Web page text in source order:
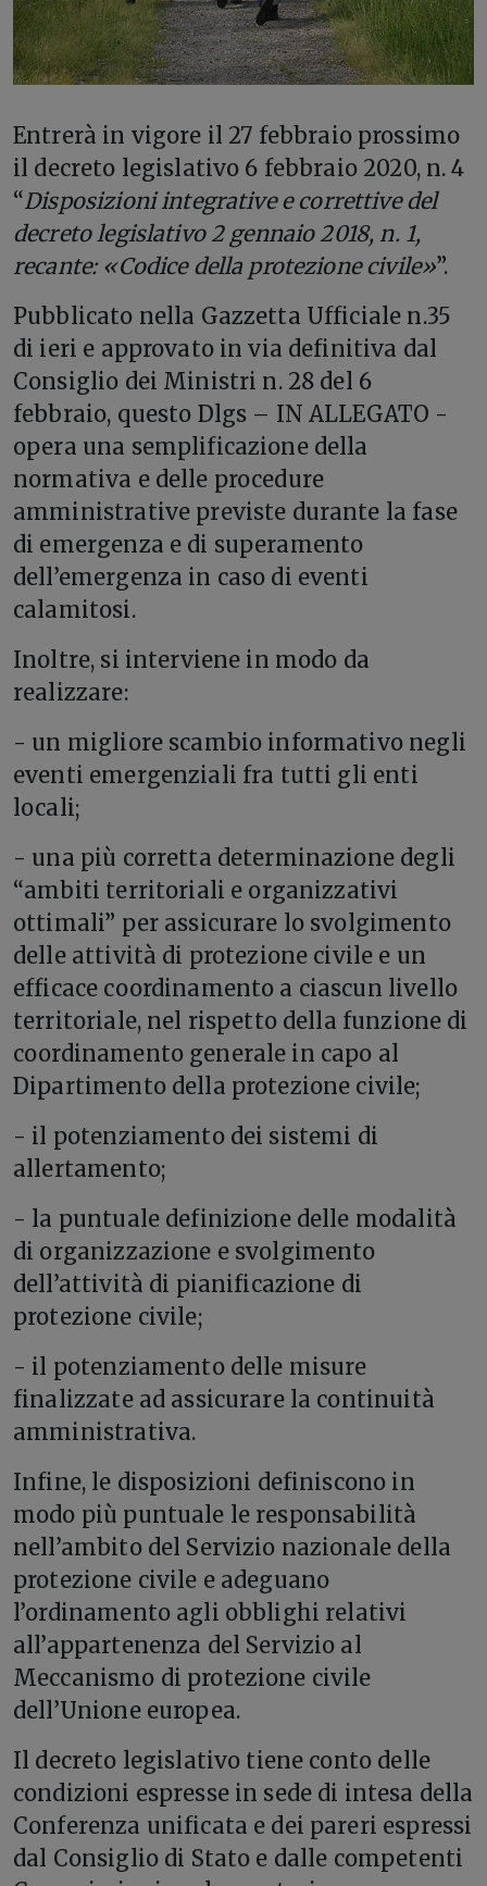
Entrerà in vigore il 27 febbraio prossimo
il decreto legislativo 6 febbraio 2020, n. 4
“Disposizioni integrative e correttive del
decreto legislativo 2 gennaio 2018, n. 1,
recante: «Codice della protezione civile»”.
Pubblicato nella Gazzetta Ufficiale n.35
di ieri e approvato in via definitiva dal
Consiglio dei Ministri n. 28 del 6
febbraio, questo Dlgs – IN ALLEGATO -
opera una semplificazione della
normativa e delle procedure
amministrative previste durante la fase
di emergenza e di superamento
dell’emergenza in caso di eventi
calamitosi.
Inoltre, si interviene in modo da
realizzare:
- un migliore scambio informativo negli
eventi emergenziali fra tutti gli enti
locali;
- una più corretta determinazione degli
“ambiti territoriali e organizzativi
ottimali” per assicurare lo svolgimento
delle attività di protezione civile e un
efficace coordinamento a ciascun livello
territoriale, nel rispetto della funzione di
coordinamento generale in capo al
Dipartimento della protezione civile;
- il potenziamento dei sistemi di
allertamento;
- la puntuale definizione delle modalità
di organizzazione e svolgimento
dell’attività di pianificazione di
protezione civile;
- il potenziamento delle misure
finalizzate ad assicurare la continuità
amministrativa.
Infine, le disposizioni definiscono in
modo più puntuale le responsabilità
nell’ambito del Servizio nazionale della
protezione civile e adeguano
l’ordinamento agli obblighi relativi
all’appartenenza del Servizio al
Meccanismo di protezione civile
dell’Unione europea.
Il decreto legislativo tiene conto delle
condizioni espresse in sede di intesa della
Conferenza unificata e dei pareri espressi
dal Consiglio di Stato e dalle competenti